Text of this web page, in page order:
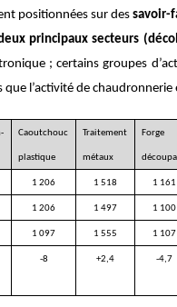
positionnées sur des savoir-
principaux secteurs
; certains groupes
l’activité de chaudronnerie
Caoutchouc
plastique
Traitement
métaux
Forge
1 206 1 518 1 161
1 206 1 497 1 100
1 097 1 555 1 107
-8 +2,4 -4,7